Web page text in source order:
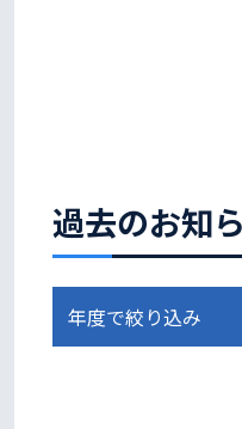
過去のお知